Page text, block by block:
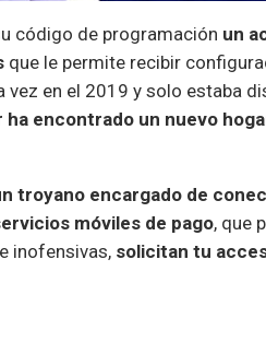
código de programación un
que le permite recibir
en el 2019 y solo estaba
ha encontrado un nuevo
troyano encargado de
móviles de pago, que
inofensivas, solicitan tu